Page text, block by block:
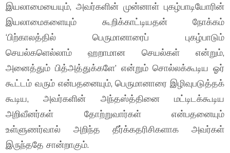
இயலாமையையும், அவர்களின் முன்னாள் புகழ்பாடியோரின்
இயலாமைகளையும் கூறிக்காட்டியதன் நோக்கம்
‘பிற்காலத்தில் பெருமானாரைப் புகழ்பாடும்
செயல்களெல்லாம் ஹறாமான செயல்கள் என்றும்,
அனைத்தும் பித்அத்துக்களே’ என்றும் சொல்லக்கூடிய ஓர்
கூட்டம் வரும் என்பதனையும், பெருமானாரை இழிவுபடுத்தக்
கூடிய, அவர்களின் அந்தஸ்த்தினை மட்டிடக்கூடிய
அறிவீனர்கள் தோற்றுவார்கள் என்பதனையும்
உள்ளுணர்வால் அறிந்த தீர்க்கதரிசிகளாக அவர்கள்
இருந்ததே சான்றாகும்.